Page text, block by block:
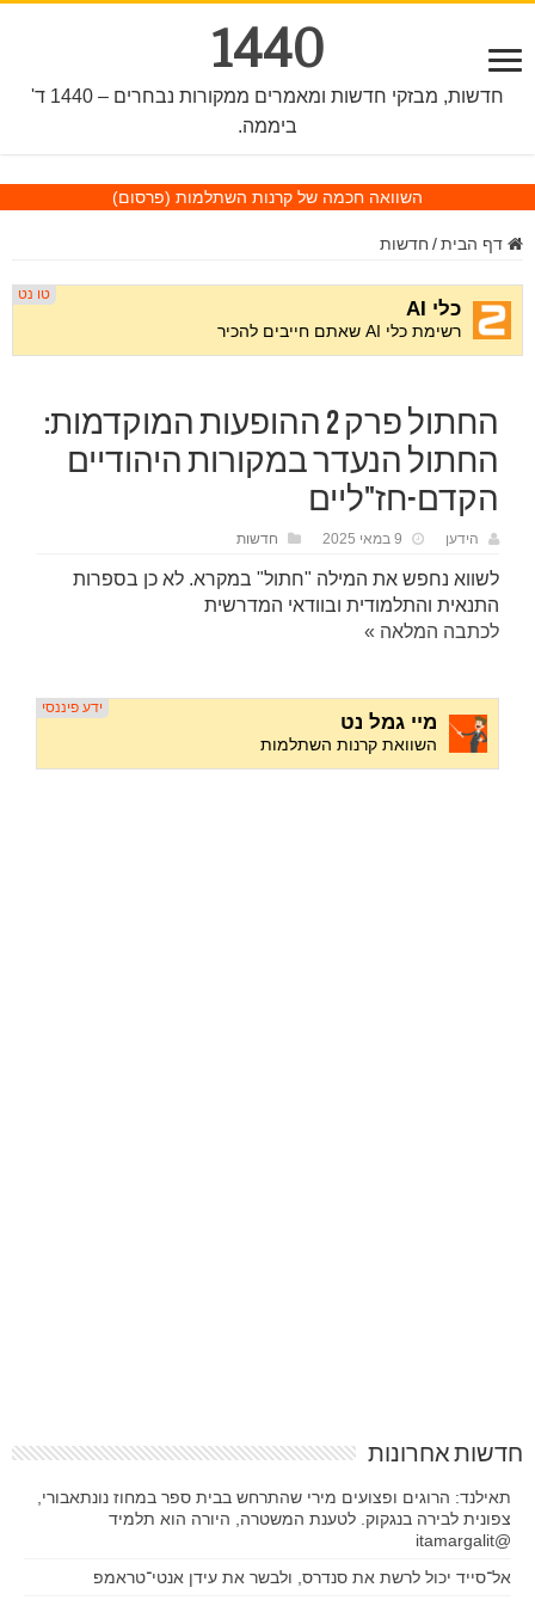
1440
חדשות, מבזקי חדשות ומאמרים ממקורות נבחרים – 1440 ד'
ביממה.
השוואה חכמה של קרנות השתלמות (פרסום)
דף הבית / חדשות
החתול פרק 2 ההופעות המוקדמות:
החתול הנעדר במקורות היהודיים
הקדם-חז"ליים
הידען 9 במאי 2025 חדשות
לשווא נחפש את המילה "חתול" במקרא. לא כן בספרות
התנאית והתלמודית ובוודאי המדרשית
לכתבה המלאה »
חדשות אחרונות
תאילנד: הרוגים ופצועים מירי שהתרחש בבית ספר במחוז נונתאבורי,
צפונית לבירה בנגקוק. לטענת המשטרה, היורה הוא תלמיד
@itamargalit
אל־סייד יכול לרשת את סנדרס, ולבשר את עידן אנטי־טראמפ